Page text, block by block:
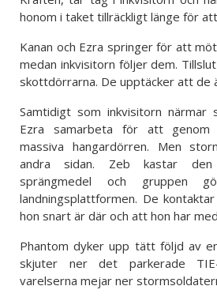
honom i taket tillräckligt länge för
Kanan och Ezra springer för att
medan inkvisitorn följer dem.
skottdörrarna. De upptäcker att de
Samtidigt som inkvisitorn närmar
Ezra samarbeta för att genom
massiva hangardörren. Men
andra sidan. Zeb kastar
sprängmedel och gruppen
landningsplattformen. De
hon snart är där och att hon har
Phantom dyker upp tätt följd av
skjuter ner det parkerade
varelserna mejar ner